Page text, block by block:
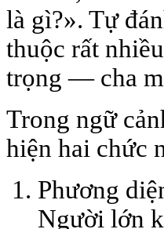
là gì?». Tự
thuộc rất
trọng — cha
Trong ngữ
hiện hai chức
Phương
Người lớn